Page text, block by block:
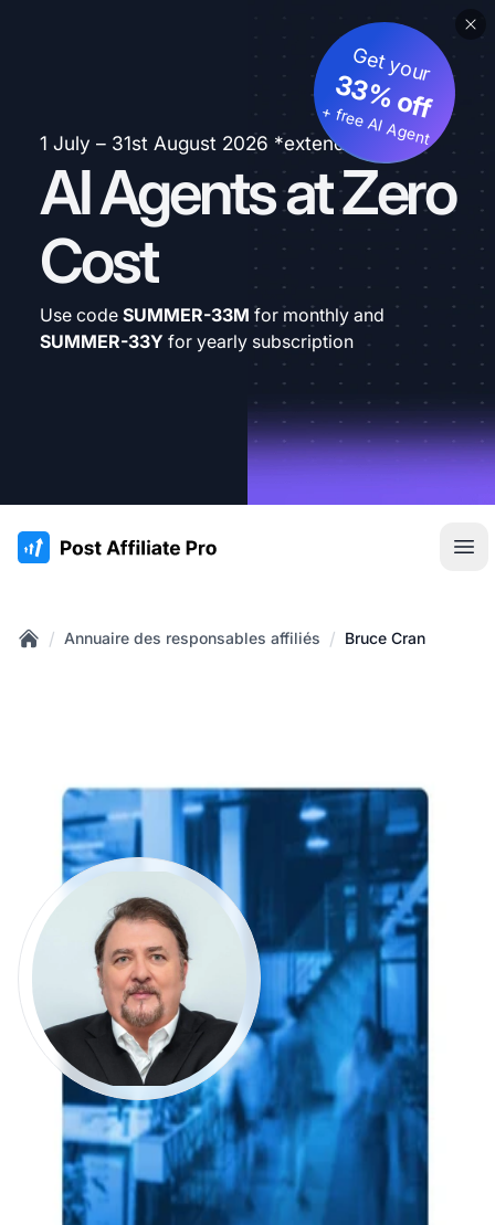
1 July – 31st August 2026 *extended
AI Agents at Zero
Cost
Get your
33% off
+ free AI Agent
Use code SUMMER-33M for monthly and
SUMMER-33Y for yearly subscription
:site.title
/ Annuaire des responsables affiliés / Bruce Cran